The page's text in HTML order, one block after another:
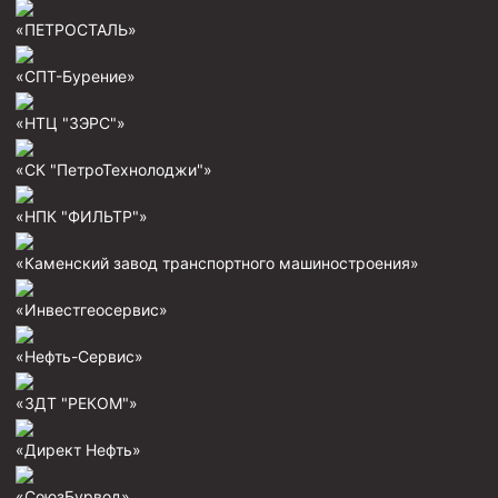
Муфта ОТТГ 146
Буровое оборудование
Фонтанная и запорная арматура
Оборудование для трубопроводов и манифольдов
Задвижки буровые
Буровые насосы
Противовыбросовое оборудование
Буровые установки
«ПЕТРОСТАЛЬ»
«СПТ-Бурение»
«НТЦ "ЗЭРС"»
«СК "ПетроТехнолоджи"»
«НПК "ФИЛЬТР"»
«Каменский завод транспортного машиностроения»
«Инвестгеосервис»
«Нефть-Сервис»
«ЗДТ "РЕКОМ"»
«Директ Нефть»